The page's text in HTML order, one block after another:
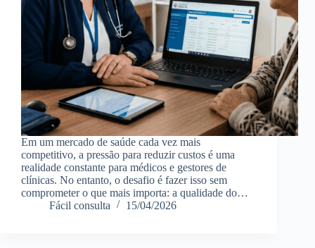
Em um mercado de saúde cada vez mais
competitivo, a pressão para reduzir custos é uma
realidade constante para médicos e gestores de
clínicas. No entanto, o desafio é fazer isso sem
comprometer o que mais importa: a qualidade do…
Fácil consulta
15/04/2026